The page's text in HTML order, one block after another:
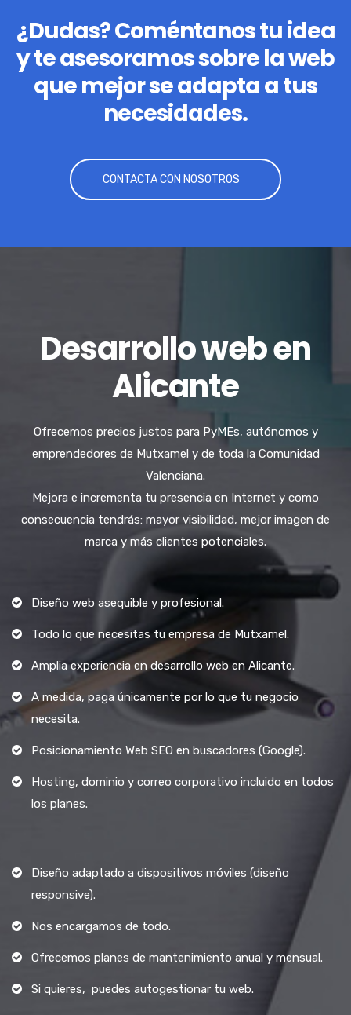
¿Dudas? Coméntanos tu idea
y te asesoramos sobre la web
que mejor se adapta a tus
necesidades.
CONTACTA CON NOSOTROS
Desarrollo web en
Alicante
Ofrecemos precios justos para PyMEs, autónomos y
emprendedores de Mutxamel y de toda la Comunidad
Valenciana.
Mejora e incrementa tu presencia en Internet y como
consecuencia tendrás: mayor visibilidad, mejor imagen de
marca y más clientes potenciales.
Diseño web asequible y profesional.
Todo lo que necesitas tu empresa de Mutxamel.
Amplia experiencia en desarrollo web en Alicante.
A medida, paga únicamente por lo que tu negocio
necesita.
Posicionamiento Web SEO en buscadores (Google).
Hosting, dominio y correo corporativo incluido en todos
los planes.
Diseño adaptado a dispositivos móviles (diseño
responsive).
Nos encargamos de todo.
Ofrecemos planes de mantenimiento anual y mensual.
Si quieres, puedes autogestionar tu web.